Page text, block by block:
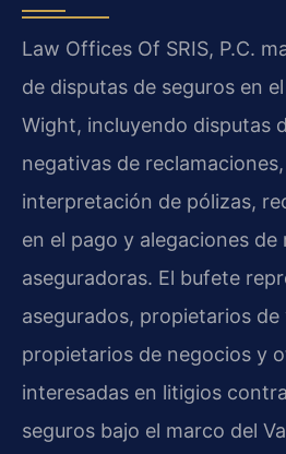
Law Offices Of SRIS, P.C.
de disputas de seguros en
Wight, incluyendo disputas
negativas de
interpretación de pólizas,
en el pago y alegaciones
aseguradoras. El bufete
asegurados, propietarios de
propietarios de negocios y
interesadas en litigios
seguros bajo el marco del